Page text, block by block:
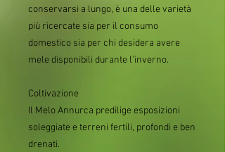
conservarsi a lungo, è una delle varietà
più ricercate sia per il consumo
domestico sia per chi desidera avere
mele disponibili durante l'inverno.
Coltivazione
Il Melo Annurca predilige esposizioni
soleggiate e terreni fertili, profondi e ben
drenati.